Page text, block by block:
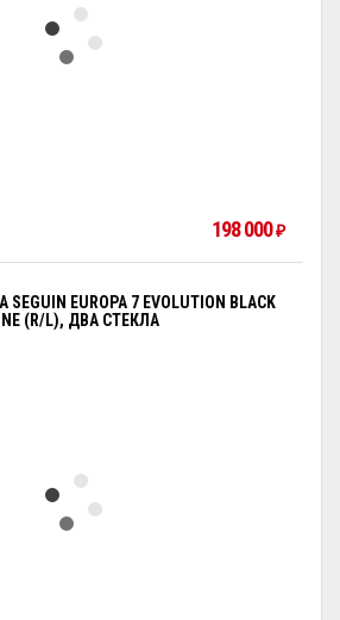
198 000₽
EUROPA 7 EVOLUTION BLACK
(R/L), ДВА СТЕКЛА